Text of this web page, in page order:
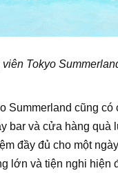
viên Tokyo
Summerland cũng có
bar và cửa hàng quà
đầy đủ cho một
lớn và tiện nghi hiện